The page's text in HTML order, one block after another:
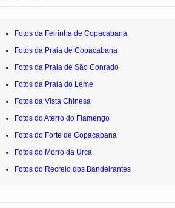
Fotos da Feirinha de Copacabana
Fotos da Praia de Copacabana
Fotos da Praia de São Conrado
Fotos da Praia do Leme
Fotos da Vista Chinesa
Fotos do Aterro do Flamengo
Fotos do Forte de Copacabana
Fotos do Morro da Urca
Fotos do Recreio dos Bandeirantes